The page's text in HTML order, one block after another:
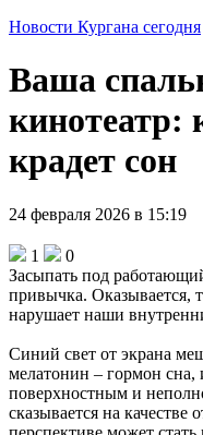
Новости Кургана сегодня
Ваша
кинотеатр:
крадет сон
24 февраля 2026 в 15:19
1
0
Засыпать под
привычка. Оказывается,
нарушает наши
Синий свет от экрана
мелатонин – гормон сна,
поверхностным и
сказывается на качестве